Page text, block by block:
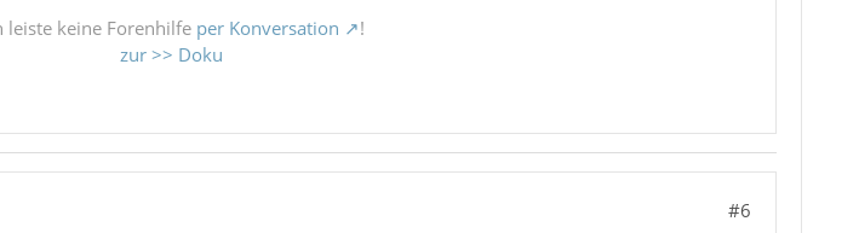
leiste keine Forenhilfe per Konversation
!
zur >> Doku
#6